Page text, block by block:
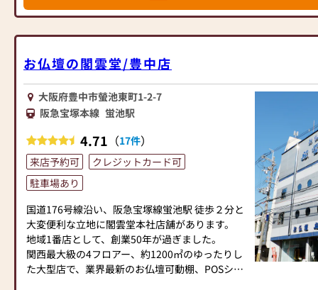
1F・2Fに展示場が有り、小型仏壇から大型仏壇
んで頂いております。
日常のお仏具はもちろん、お仏事の節目節目で末
永くお客様のお役に立ちたいと思っております。
何なりとお気軽にご相談下さい。
当店ではコロナ対策として下記の項目を実施して
おります。
①消毒液を設置
②従業員は手洗い・うがい・マスクを着用
③お客様から一定の距離
④1窓やドアを開けるなどしての換気
⑤短縮営業等によって営業時間を調整
以上の項目を心掛け営業しております。ご理解の
ほど宜しくお願い致します。
お仏壇の閣雲堂/豊中店
大阪府豊中市螢池東町1-2-7
阪急宝塚本線 蛍池駅
4.71 （17件）
来店予約可
クレジットカード可
駐車場あり
国道176号線沿い、阪急宝塚線蛍池駅 徒歩２分と
大変便利な立地に閣雲堂本社店舗があります。
地域1番店として、創業50年が過ぎました。
関西最大級の4フロアー、約1200㎡のゆったりし
た大型店で、業界最新のお仏壇可動棚、POSシス